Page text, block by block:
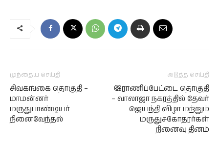
முந்தைய செய்தி
சிவகங்கை தொகுதி –
மாமன்னர்
மருதுபாண்டியர்
நினைவேந்தல்
அடுத்த செய்தி
இராணிப்பேட்டை தொகுதி
– வாலாஜா நகரத்தில் தேவர்
ஜெயந்தி விழா மற்றும்
மருதுசகோதரர்கள்
நினைவு தினம்